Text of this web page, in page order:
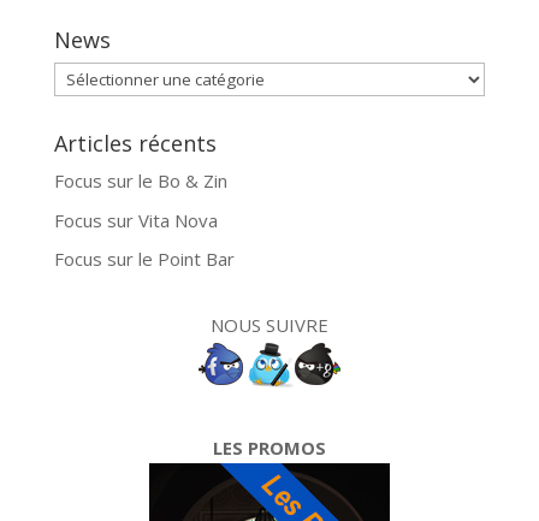
News
News
Articles récents
Focus sur le Bo & Zin
Focus sur Vita Nova
Focus sur le Point Bar
NOUS SUIVRE
LES PROMOS